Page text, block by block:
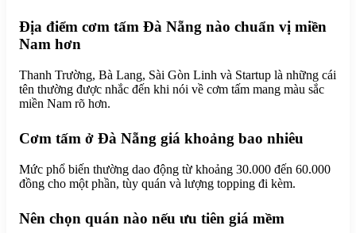
Địa điểm cơm tấm Đà Nẵng nào chuẩn vị miền
Nam hơn
Thanh Trường, Bà Lang, Sài Gòn Linh và Startup là những cái
tên thường được nhắc đến khi nói về cơm tấm mang màu sắc
miền Nam rõ hơn.
Cơm tấm ở Đà Nẵng giá khoảng bao nhiêu
Mức phổ biến thường dao động từ khoảng 30.000 đến 60.000
đồng cho một phần, tùy quán và lượng topping đi kèm.
Nên chọn quán nào nếu ưu tiên giá mềm